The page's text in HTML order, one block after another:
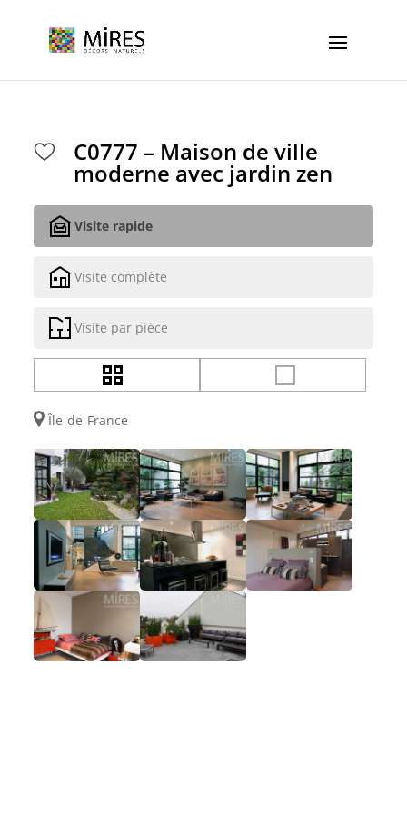
C0777 – Maison de ville
moderne avec jardin zen
Visite rapide
Visite complète
Visite par pièce
Île-de-France